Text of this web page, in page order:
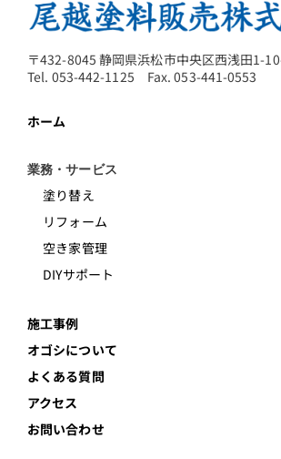
〒432-8045 静岡県浜松市中央区西浅田1-
Tel. 053-442-1125 Fax. 053-441-0553
ホーム
業務・サービス
塗り替え
リフォーム
空き家管理
DIYサポート
施工事例
オゴシについて
よくある質問
アクセス
お問い合わせ